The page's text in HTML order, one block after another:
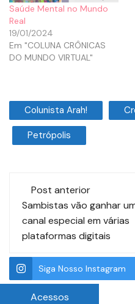
Saúde Mental no Mundo
Real
19/01/2024
Em "COLUNA CRÔNICAS
DO MUNDO VIRTUAL"
Colunista Arah!
Petrópolis
Post anterior
Sambistas vão ganhar
canal especial em várias
plataformas digitais
Siga Nosso Instagram
Acessos